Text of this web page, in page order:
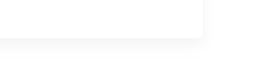
facilitando lo stivaggio in camper o